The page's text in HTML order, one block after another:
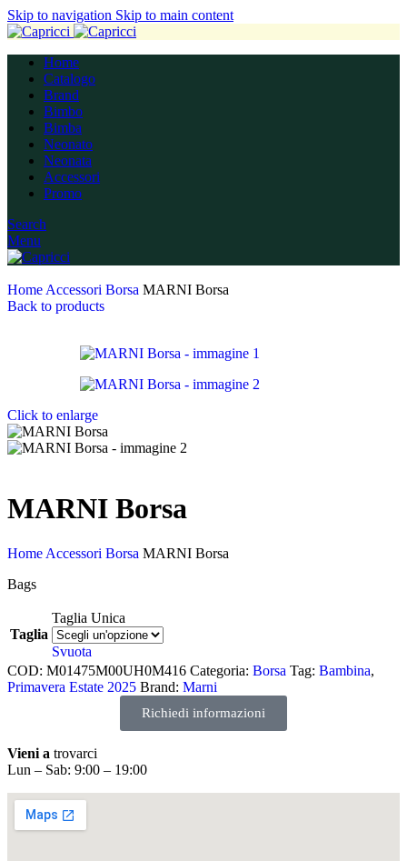
Skip to navigation Skip to main content
Home
Catalogo
Brand
Bimbo
Bimba
Neonato
Neonata
Accessori
Promo
Search
Menu
Home Accessori Borsa MARNI Borsa
Back to products
Click to enlarge
MARNI Borsa
Home Accessori Borsa MARNI Borsa
Bags
Taglia
Taglia Unica
Svuota
COD: M01475M00UH0M416 Categoria: Borsa Tag: Bambina,
Primavera Estate 2025 Brand: Marni
Richiedi informazioni
Vieni a trovarci
Lun – Sab: 9:00 – 19:00